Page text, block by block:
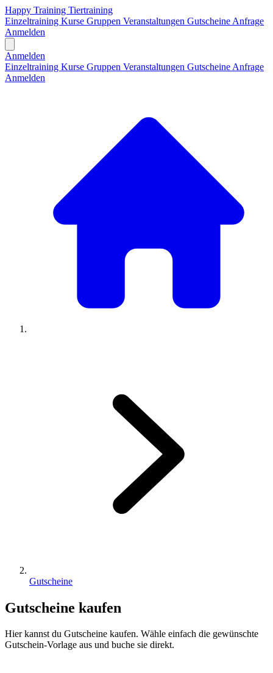
Happy Training Tiertraining
Einzeltraining Kurse Gruppen Veranstaltungen Gutscheine Anfrage
Anmelden
Anmelden
Einzeltraining Kurse Gruppen Veranstaltungen Gutscheine Anfrage
Anmelden
Gutscheine
Gutscheine kaufen
Hier kannst du Gutscheine kaufen. Wähle einfach die gewünschte
Gutschein-Vorlage aus und buche sie direkt.